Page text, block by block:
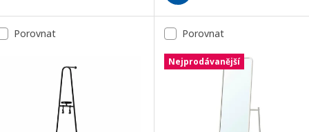
Porovnat Porovnat
Nejprodávanější